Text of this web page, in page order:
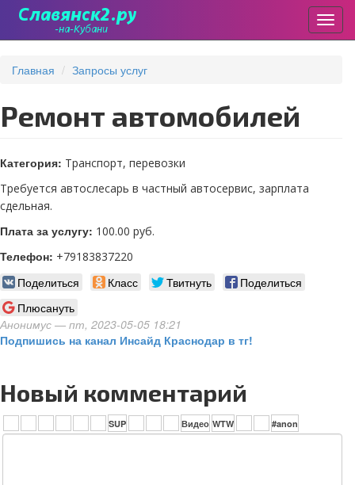
основному
Главная Запросы услуг
Ремонт автомобилей
Категория: Транспорт, перевозки
Требуется автослесарь в частный автосервис, зарплата
сдельная.
Плата за услугу: 100.00 руб.
Телефон: +79183837220
Поделиться Класс Твитнуть
Поделиться
Плюсануть
Анонимус — пт, 2023-05-05 18:21
Подпишись на канал Инсайд Краснодар в тг!
Новый комментарий